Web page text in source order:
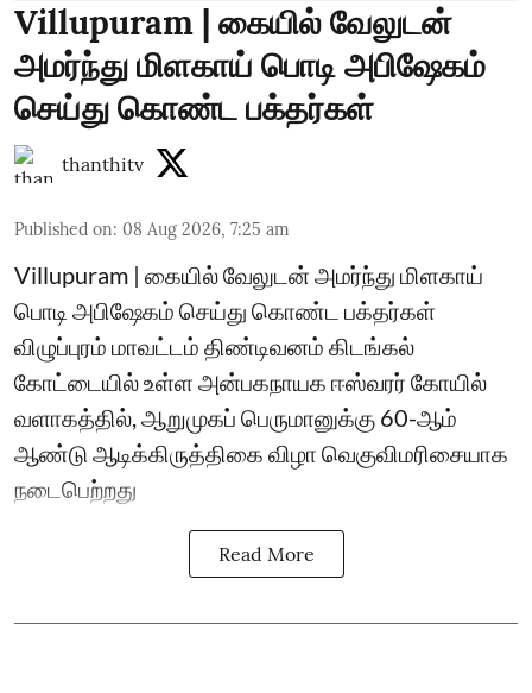
Villupuram | கையில் வேலுடன்
அமர்ந்து மிளகாய் பொடி அபிஷேகம்
செய்து கொண்ட பக்தர்கள்
thanthitv
Published on: 08 Aug 2026, 7:25 am
Villupuram | கையில் வேலுடன் அமர்ந்து மிளகாய்
பொடி அபிஷேகம் செய்து கொண்ட பக்தர்கள்
விழுப்புரம் மாவட்டம் திண்டிவனம் கிடங்கல்
கோட்டையில் உள்ள அன்பகநாயக ஈஸ்வரர் கோயில்
வளாகத்தில், ஆறுமுகப் பெருமானுக்கு 60-ஆம்
ஆண்டு ஆடிக்கிருத்திகை விழா வெகுவிமரிசையாக
நடைபெற்றது
Read More